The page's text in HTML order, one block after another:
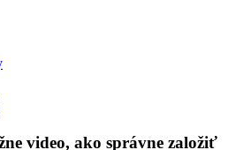
video, ako správne založiť